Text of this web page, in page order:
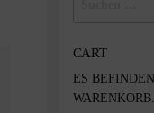
CART
ES
WARENKORB.